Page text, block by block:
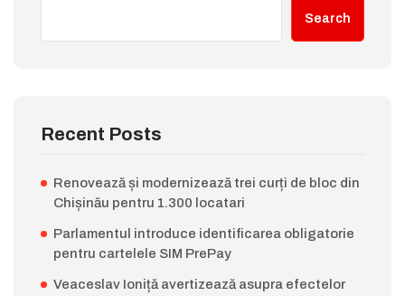
Search
Recent Posts
Renovează și modernizează trei curți de bloc din
Chișinău pentru 1.300 locatari
Parlamentul introduce identificarea obligatorie
pentru cartelele SIM PrePay
Veaceslav Ioniță avertizează asupra efectelor